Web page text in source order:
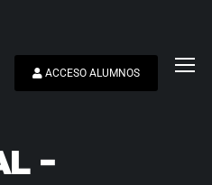
ACCESO ALUMNOS
-